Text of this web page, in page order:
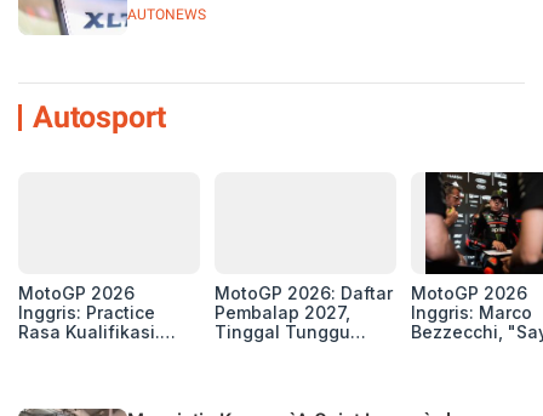
AUTONEWS
Autosport
MotoGP 2026
Inggris: Practice
Rasa Kualifikasi.
Silverstone!
MotoGP 2026: Daftar
Pembalap 2027,
Tinggal Tunggu
MotoGP 2026
Inggris: Marco
Bezzecchi,